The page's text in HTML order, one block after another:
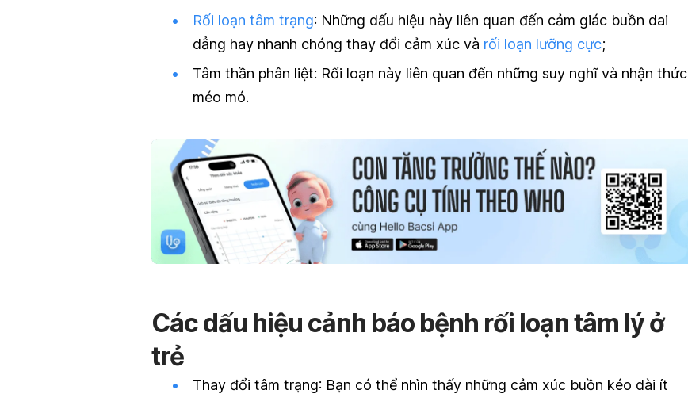
Rối loạn tâm trạng: Những dấu hiệu này liên quan đến cảm giác buồn dai
dẳng hay nhanh chóng thay đổi cảm xúc và rối loạn lưỡng cực;
Tâm thần phân liệt: Rối loạn này liên quan đến những suy nghĩ và nhận thức
méo mó.
Các dấu hiệu cảnh báo bệnh rối loạn tâm lý ở
trẻ
Thay đổi tâm trạng: Bạn có thể nhìn thấy những cảm xúc buồn kéo dài ít